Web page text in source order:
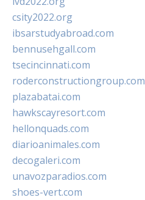
csity2022.org
ibsarstudyabroad.com
bennusehgall.com
tsecincinnati.com
roderconstructiongroup.com
plazabatai.com
hawkscayresort.com
hellonquads.com
diarioanimales.com
decogaleri.com
unavozparadios.com
shoes-vert.com